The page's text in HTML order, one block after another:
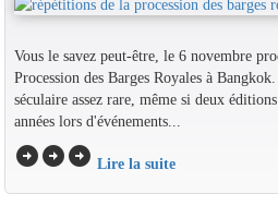
Vous le savez peut-être, le 6 novembre
Procession des Barges Royales à
séculaire assez rare, même si deux
années lors d'événements...
arrow_circle_rightarrow_circle_rightarrow_circle_right Lire la suite